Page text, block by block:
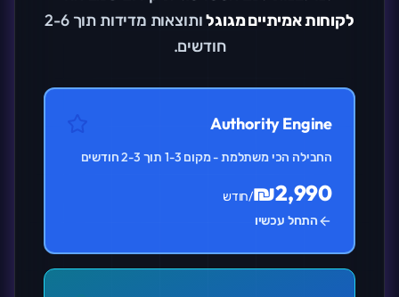
לקוחות אמיתיים מגוגל
ותוצאות מדידות תוך 2-6
חודשים.
Authority Engine
החבילה הכי משתלמת - מקום 1-3 תוך 2-3 חודשים
₪2,990/חודש
התחל עכשיו